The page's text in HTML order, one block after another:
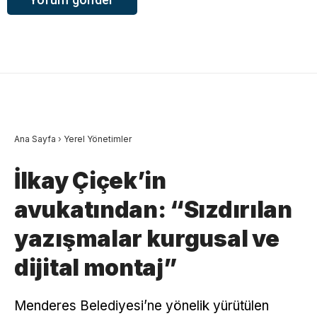
Ana Sayfa › Yerel Yönetimler
İlkay Çiçek’in
avukatından: “Sızdırılan
yazışmalar kurgusal ve
dijital montaj”
Menderes Belediyesi’ne yönelik yürütülen